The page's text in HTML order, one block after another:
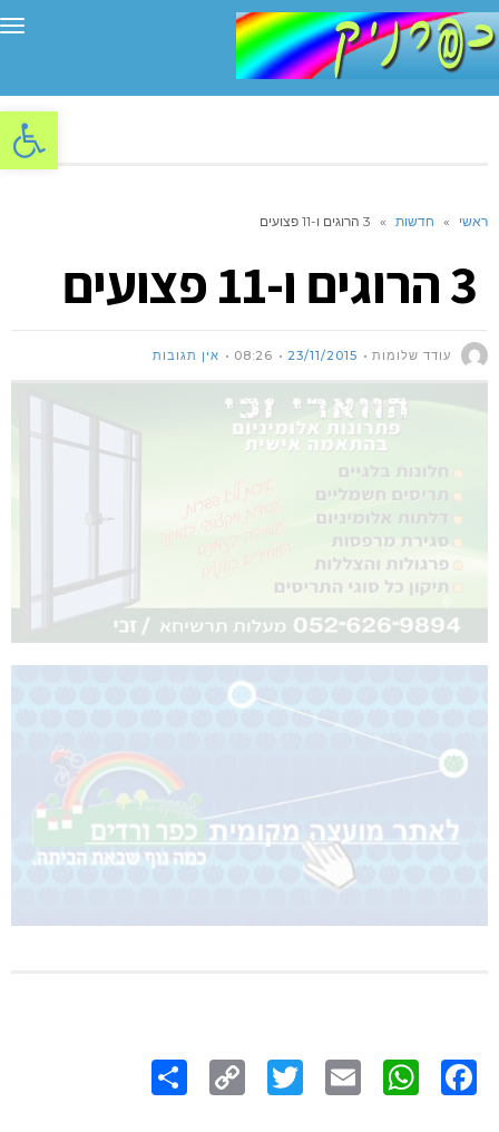
פתח
ראשי » חדשות » 3 הרוגים ו-11 פצועים
3 הרוגים ו-11 פצועים
עודד שלומות 23/11/2015
08:26 אין תגובות
Link